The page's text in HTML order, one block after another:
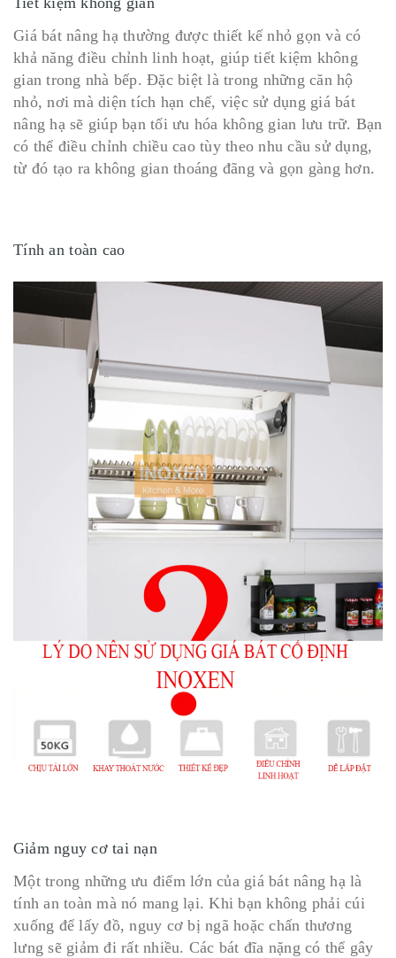
Giá bát nâng hạ thường được thiết kế nhỏ gọn và có
khả năng điều chỉnh linh hoạt, giúp tiết kiệm không
gian trong nhà bếp. Đặc biệt là trong những căn hộ
nhỏ, nơi mà diện tích hạn chế, việc sử dụng giá bát
nâng hạ sẽ giúp bạn tối ưu hóa không gian lưu trữ. Bạn
có thể điều chỉnh chiều cao tùy theo nhu cầu sử dụng,
từ đó tạo ra không gian thoáng đãng và gọn gàng hơn.
Tính an toàn cao
Giảm nguy cơ tai nạn
Một trong những ưu điểm lớn của giá bát nâng hạ là
tính an toàn mà nó mang lại. Khi bạn không phải cúi
xuống để lấy đồ, nguy cơ bị ngã hoặc chấn thương
lưng sẽ giảm đi rất nhiều. Các bát đĩa nặng có thể gây